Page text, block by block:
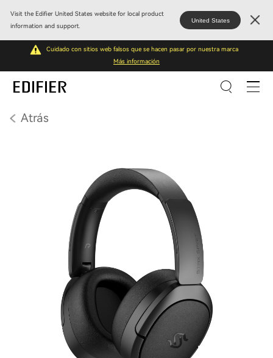
Visit the Edifier United States website for local product
information and support.
United States
Cuidado con sitios web falsos que se hacen pasar por nuestra marca
Más información
Atrás